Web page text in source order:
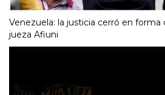
Venezuela: la justicia cerró en forma
jueza Afiuni